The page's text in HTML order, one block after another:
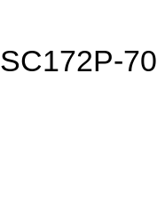
SC172P-70